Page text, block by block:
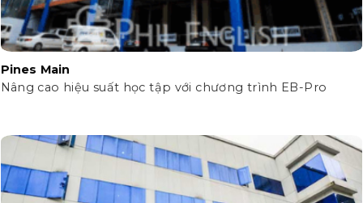
Pines Main
Nâng cao hiệu suất học tập với chương trình EB-Pro